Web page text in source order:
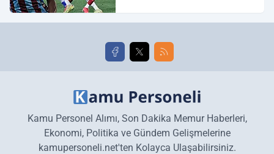
golleri!
Kamu Personel Alımı, Son Dakika Memur Haberleri,
Ekonomi, Politika ve Gündem Gelişmelerine
kamupersoneli.net'ten Kolayca Ulaşabilirsiniz.